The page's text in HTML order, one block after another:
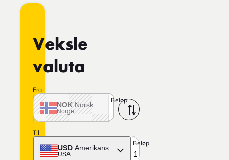
Veksle
valuta
Fra
NOK Norske krone
Norge
Beløp
Til
USD Amerikansk dollar
USA
Beløp